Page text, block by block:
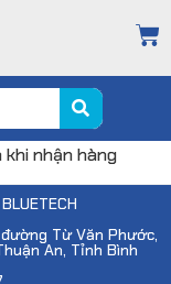
nhận hàng
Từ Văn Phước,
An, Tỉnh Bình